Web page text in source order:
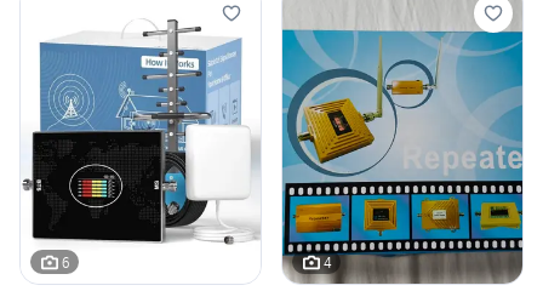
6 4